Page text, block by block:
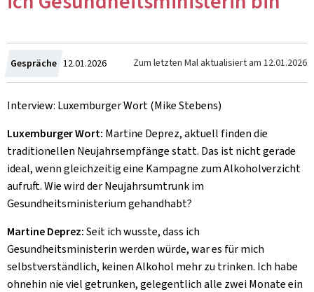
Gespräche Crée
le
12.01.2026 Zum letzten Mal aktualisiert am 12.01.2026
Interview: Luxemburger Wort (Mike Stebens)
Luxemburger Wort: Martine Deprez, aktuell finden die
traditionellen Neujahrsempfänge statt. Das ist nicht gerade
ideal, wenn gleichzeitig eine Kampagne zum Alkoholverzicht
aufruft. Wie wird der Neujahrsumtrunk im
Gesundheitsministerium gehandhabt?
Martine Deprez:Seit ich wusste, dass ich
Gesundheitsministerin werden würde, war es für mich
selbstverständlich, keinen Alkohol mehr zu trinken. Ich habe
ohnehin nie viel getrunken, gelegentlich alle zwei Monate ein